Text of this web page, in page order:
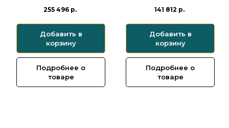
255 496 р.
Добавить в
корзину
Подробнее о
товаре
141 812 р.
Добавить в
корзину
Подробнее о
товаре